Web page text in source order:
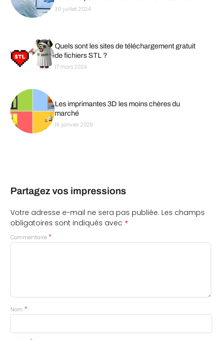
30 juillet 2024
Quels sont les sites de téléchargement gratuit
de fichiers STL ?
17 mars 2024
Les imprimantes 3D les moins chères du
marché
16 janvier 2025
Partagez vos impressions
Votre adresse e-mail ne sera pas publiée. Les champs
obligatoires sont indiqués avec *
Commentaire *
Nom *